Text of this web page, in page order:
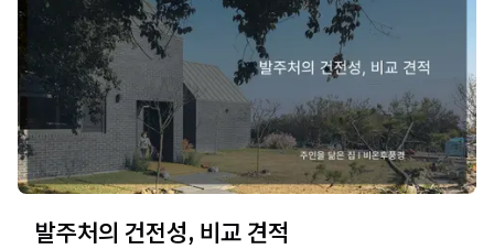
발주처의 건전성, 비교 견적